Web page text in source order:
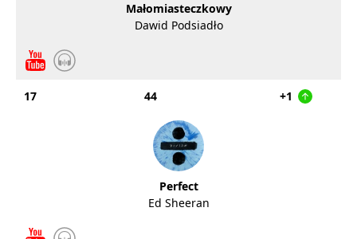
Małomiasteczkowy
Dawid Podsiadło
17 44 +1
Perfect
Ed Sheeran